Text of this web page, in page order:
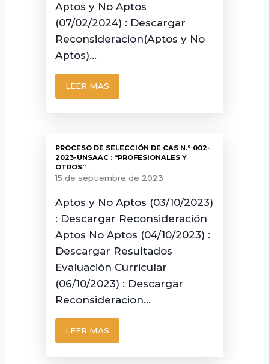
Aptos y No Aptos
(07/02/2024) : Descargar
Reconsideracion(Aptos y No
Aptos)…
LEER MAS
PROCESO DE SELECCIÓN DE CAS N.º 002-
2023-UNSAAC : “PROFESIONALES Y
OTROS”
15 de septiembre de 2023
Aptos y No Aptos (03/10/2023)
: Descargar Reconsideración
Aptos No Aptos (04/10/2023) :
Descargar Resultados
Evaluación Curricular
(06/10/2023) : Descargar
Reconsideracion…
LEER MAS